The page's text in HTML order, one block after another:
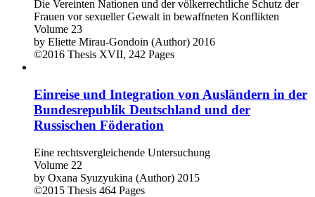
Die Vereinten Nationen und der völkerrechtliche Schutz der
Frauen vor sexueller Gewalt in bewaffneten Konflikten
Volume 23
by Eliette Mirau-Gondoin (Author) 2016
©2016 Thesis XVII, 242 Pages
Einreise und Integration von Ausländern in der
Bundesrepublik Deutschland und der
Russischen Föderation
Eine rechtsvergleichende Untersuchung
Volume 22
by Oxana Syuzyukina (Author) 2015
©2015 Thesis 464 Pages